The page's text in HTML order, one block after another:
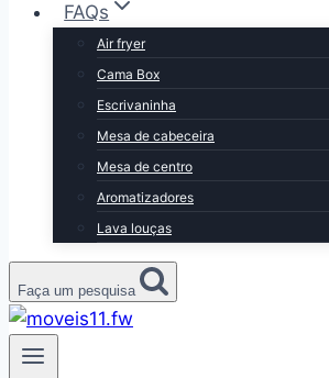
FAQs
Air fryer
Cama Box
Escrivaninha
Mesa de cabeceira
Mesa de centro
Aromatizadores
Lava louças
Faça um pesquisa